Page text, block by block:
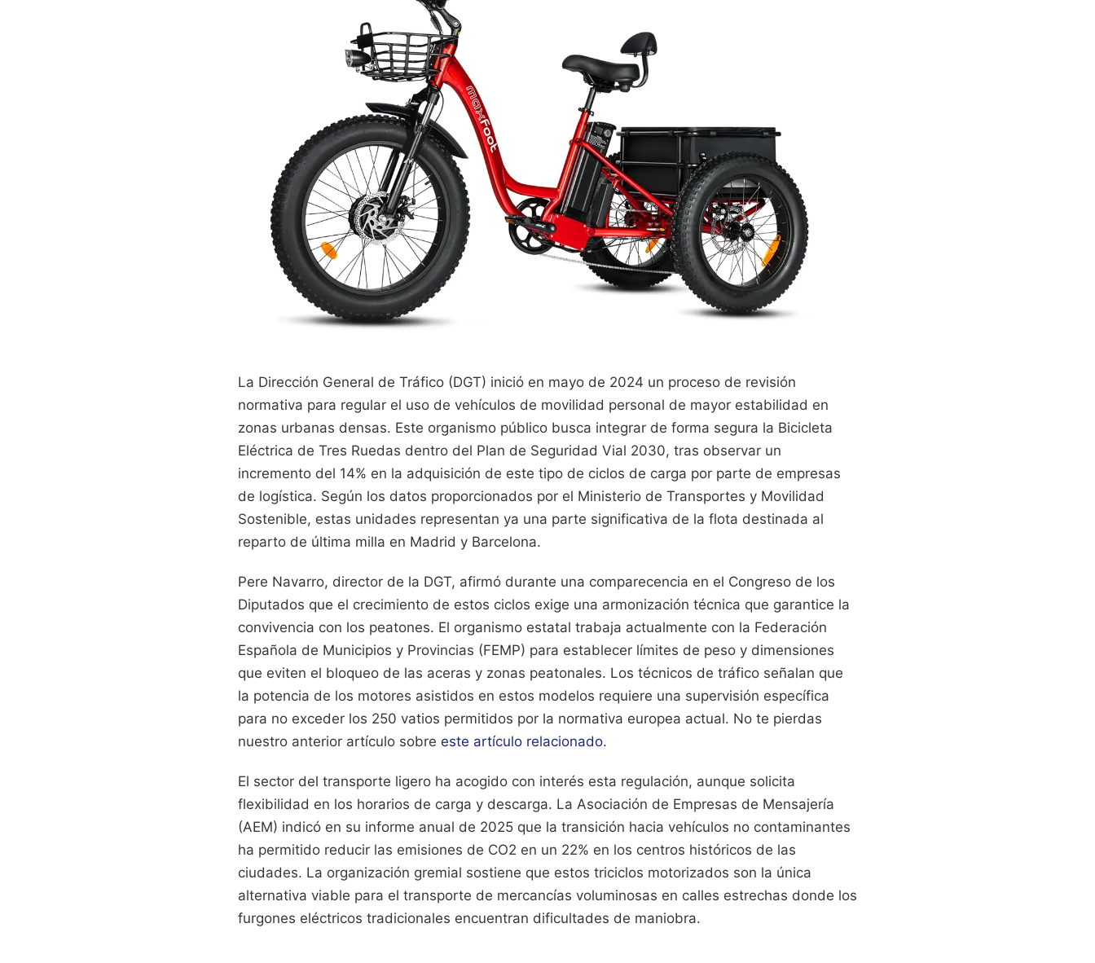
La Dirección General de Tráfico (DGT) inició en mayo de 2024 un proceso de revisión
normativa para regular el uso de vehículos de movilidad personal de mayor estabilidad en
zonas urbanas densas. Este organismo público busca integrar de forma segura la Bicicleta
Eléctrica de Tres Ruedas dentro del Plan de Seguridad Vial 2030, tras observar un
incremento del 14% en la adquisición de este tipo de ciclos de carga por parte de empresas
de logística. Según los datos proporcionados por el Ministerio de Transportes y Movilidad
Sostenible, estas unidades representan ya una parte significativa de la flota destinada al
reparto de última milla en Madrid y Barcelona.
Pere Navarro, director de la DGT, afirmó durante una comparecencia en el Congreso de los
Diputados que el crecimiento de estos ciclos exige una armonización técnica que garantice la
convivencia con los peatones. El organismo estatal trabaja actualmente con la Federación
Española de Municipios y Provincias (FEMP) para establecer límites de peso y dimensiones
que eviten el bloqueo de las aceras y zonas peatonales. Los técnicos de tráfico señalan que
la potencia de los motores asistidos en estos modelos requiere una supervisión específica
para no exceder los 250 vatios permitidos por la normativa europea actual. No te pierdas
nuestro anterior artículo sobre este artículo relacionado.
El sector del transporte ligero ha acogido con interés esta regulación, aunque solicita
flexibilidad en los horarios de carga y descarga. La Asociación de Empresas de Mensajería
(AEM) indicó en su informe anual de 2025 que la transición hacia vehículos no contaminantes
ha permitido reducir las emisiones de CO2 en un 22% en los centros históricos de las
ciudades. La organización gremial sostiene que estos triciclos motorizados son la única
alternativa viable para el transporte de mercancías voluminosas en calles estrechas donde los
furgones eléctricos tradicionales encuentran dificultades de maniobra.